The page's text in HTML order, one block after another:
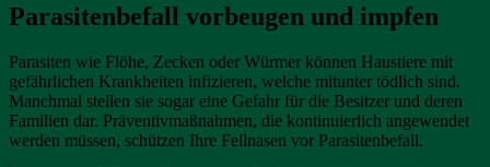
Parasitenbefall vorbeugen und impfen
Parasiten wie Flöhe, Zecken oder Würmer können Haustiere mit
gefährlichen Krankheiten infizieren, welche mitunter tödlich sind.
Manchmal stellen sie sogar eine Gefahr für die Besitzer und deren
Familien dar. Präventivmaßnahmen, die kontinuierlich angewendet
werden müssen, schützen Ihre Fellnasen vor Parasitenbefall.